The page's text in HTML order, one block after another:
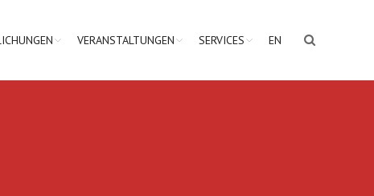
VERANSTALTUNGEN SERVICES EN